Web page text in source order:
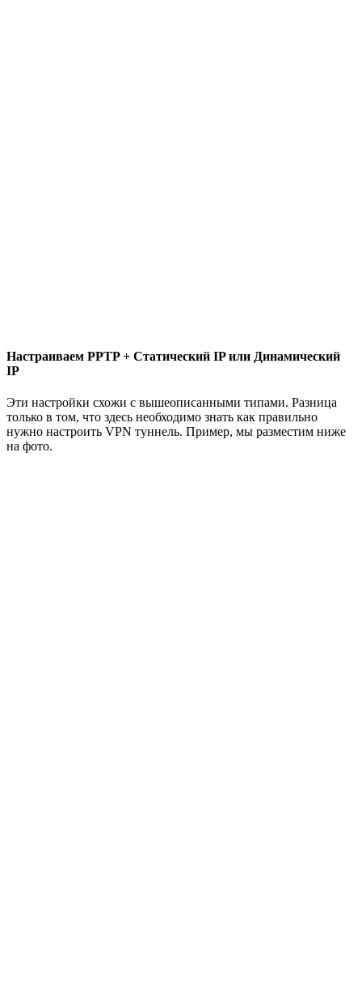
Настраиваем PPTP + Статический IP или Динамический
IP
Эти настройки схожи с вышеописанными типами. Разница
только в том, что здесь необходимо знать как правильно
нужно настроить VPN туннель. Пример, мы разместим ниже
на фото.